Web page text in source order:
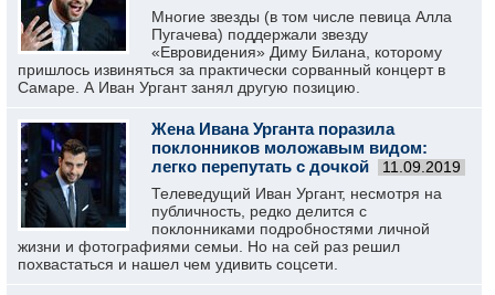
Многие звезды (в том числе певица Алла
Пугачева) поддержали звезду
«Евровидения» Диму Билана, которому
пришлось извиняться за практически сорванный концерт в
Самаре. А Иван Ургант занял другую позицию.
Жена Ивана Урганта поразила
поклонников моложавым видом:
легко перепутать с дочкой
11.09.2019
Телеведущий Иван Ургант, несмотря на
публичность, редко делится с
поклонниками подробностями личной
жизни и фотографиями семьи. Но на сей раз решил
похвастаться и нашел чем удивить соцсети.